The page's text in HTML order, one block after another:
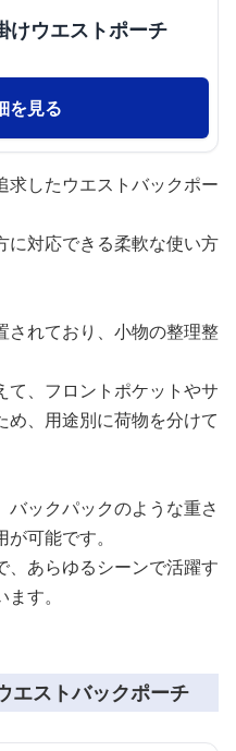
けウエストポーチ
を見る
求したウエストバックポー
に対応できる柔軟な使い方
されており、小物の整理整
て、フロントポケットやサ
め、用途別に荷物を分けて
ックパックのような重さ
可能です。
、あらゆるシーンで活躍す
す。
エストバックポーチ